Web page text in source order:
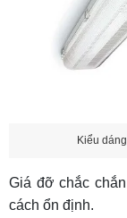
Kiểu
Giá đỡ chắc
cách ổn định.